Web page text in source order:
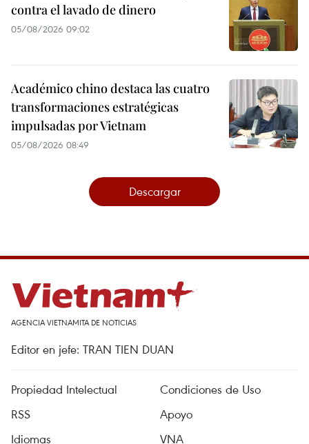
contra el lavado de dinero
05/08/2026 09:02
Académico chino destaca las cuatro
transformaciones estratégicas
impulsadas por Vietnam
05/08/2026 08:49
Descargar
AGENCIA VIETNAMITA DE NOTICIAS
Editor en jefe: TRAN TIEN DUAN
Propiedad Intelectual
Condiciones de Uso
RSS
Apoyo
Idiomas
VNA